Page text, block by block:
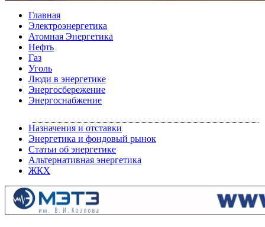
Главная
Электроэнергетика
Атомная Энергетика
Нефть
Газ
Уголь
Люди в энергетике
Энергосбережение
Энергоснабжение
Назначения и отставки
Энергетика и фондовый рынок
Статьи об энергетике
Альтернативная энергетика
ЖКХ